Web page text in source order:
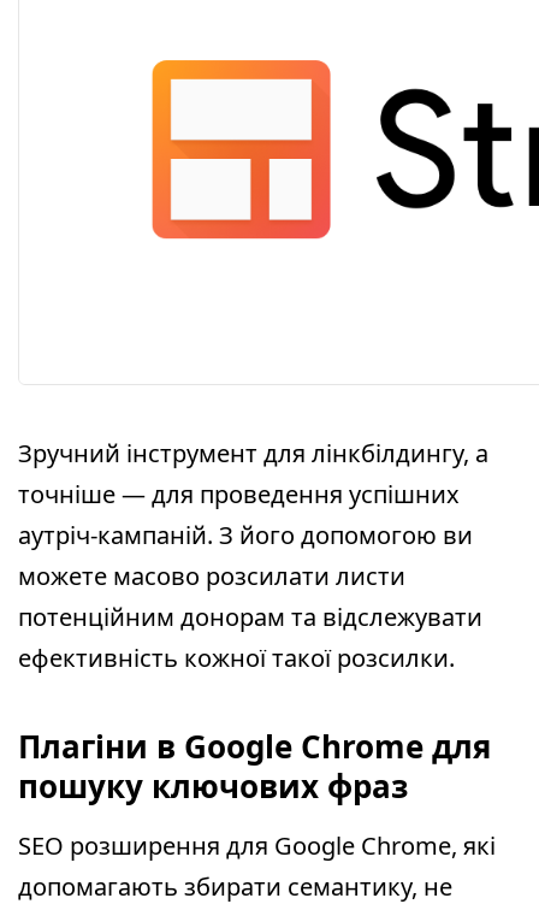
Зручний інструмент для лінкбілдингу, а
точніше — для проведення успішних
аутріч-кампаній. З його допомогою ви
можете масово розсилати листи
потенційним донорам та відслежувати
ефективність кожної такої розсилки.
Плагіни в Google Chrome для
пошуку ключових фраз
SEO розширення для Google Chrome, які
допомагають збирати семантику, не